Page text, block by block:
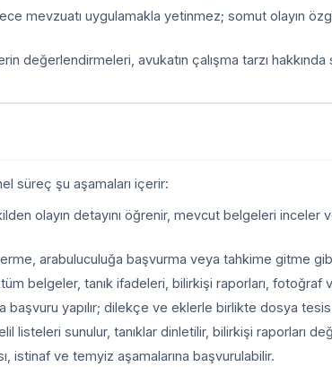
mevzuatı uygulamakla yetinmez; somut olayın
değerlendirmeleri, avukatın çalışma tarzı
süreç şu aşamaları içerir:
olayın detayını öğrenir, mevcut belgeleri inceler
arabuluculuğa başvurma veya tahkime gitme
belgeler, tanık ifadeleri, bilirkişi raporları, fotoğraf
başvuru yapılır; dilekçe ve eklerle birlikte dosya
listeleri sunulur, tanıklar dinletilir, bilirkişi raporları
istinaf ve temyiz aşamalarına başvurulabilir.